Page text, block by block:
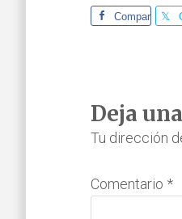
Comparte
lectores
Deja
Tu dirección
Comentario *